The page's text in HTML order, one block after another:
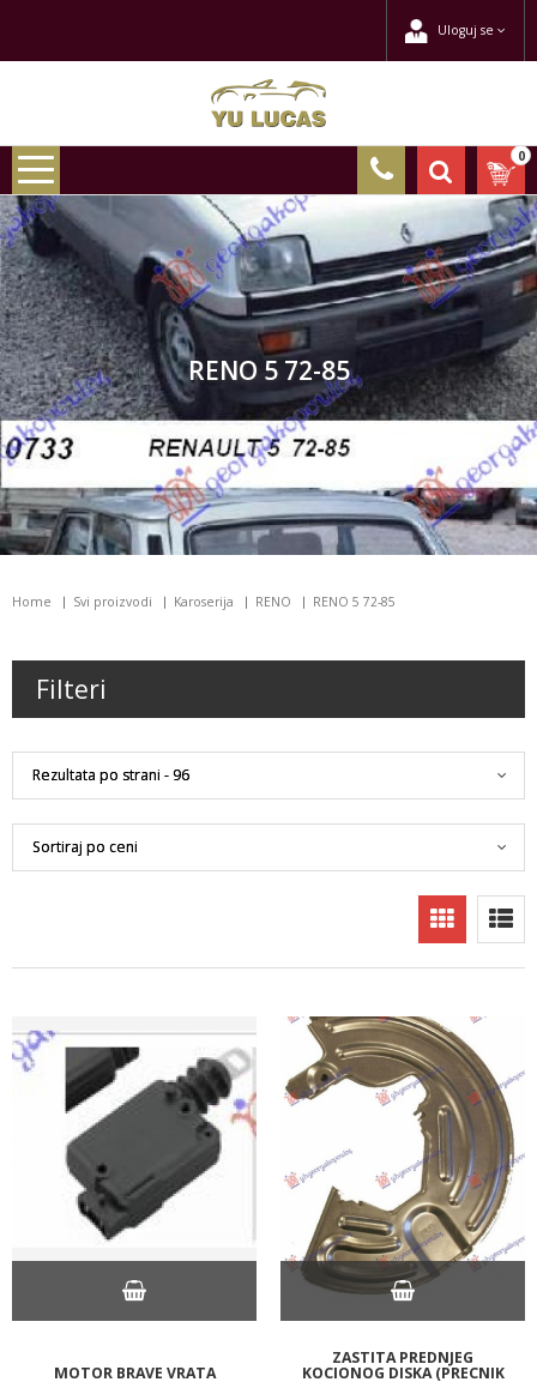
Uloguj se
0
RENO 5 72-85
Home Svi proizvodi Karoserija RENO RENO 5 72-85
Filteri
MOTOR BRAVE VRATA
ZASTITA PREDNJEG
KOCIONOG DISKA (PRECNIK